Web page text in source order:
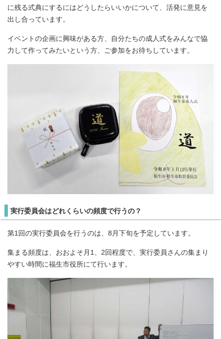
に残る式典にするにはどうしたらいいかについて、活発に意見を
出し合っています。
イベントの企画に興味がある方、自分たちの成人式をみんなで協
力して作ってみたいという方、ご参加をお待ちしています。
実行委員会はどれくらいの頻度で行うの？
第1回の実行委員会を行うのは、8月下旬を予定しています。
集まる頻度は、おおよそ月1、2回程度で、実行委員さんの集まり
やすい時間に福生市役所にて行います。